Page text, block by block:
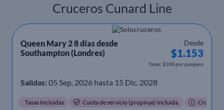
Cruceros Cunard Line
Queen Mary 2 8 días desde
Southampton (Londres)
Desde
$1.153
Tasas: $100 por pasajero
Salidas: 05 Sep. 2026 hasta 15 Dic. 2028
Tasas Incluidas Cuota de servicio (propinas) incluida. Crucero